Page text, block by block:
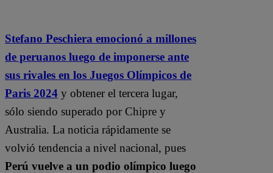
Stefano Peschiera emocionó a millones
de peruanos luego de imponerse ante
sus rivales en los Juegos Olímpicos de
Paris 2024 y obtener el tercera lugar,
sólo siendo superado por Chipre y
Australia. La noticia rápidamente se
volvió tendencia a nivel nacional, pues
Perú vuelve a un podio olímpico luego